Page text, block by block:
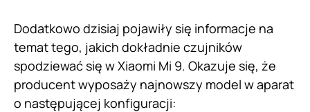
Dodatkowo dzisiaj pojawiły się informacje na
temat tego, jakich dokładnie czujników
spodziewać się w Xiaomi Mi 9. Okazuje się, że
producent wyposaży najnowszy model w aparat
o następującej konfiguracji: